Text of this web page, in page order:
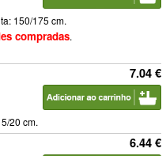
150/175 cm.
compradas.
7.04 €
20 cm.
6.44 €